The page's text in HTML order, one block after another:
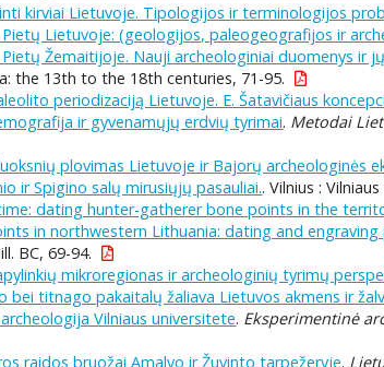
kirviai Lietuvoje. Tipologijos ir terminologijos
Pietų Lietuvoje: (geologijos, paleogeografijos ir
Pietų Žemaitijoje. Nauji archeologiniai duomenys ir
the 13th to the 18th centuries, 71-95.
periodizaciją Lietuvoje. E. Šatavičiaus
ir gyvenamųjų erdvių tyrimai. Metodai
plovimas Lietuvoje ir Bajorų archeologinės
ir Spigino salų mirusiųjų pasauliai.. Vilnius :
dating hunter-gatherer bone points in the
in northwestern Lithuania: dating and engraving
BC, 69-94.
mikroregionas ir archeologinių tyrimų
bei titnago pakaitalų žaliava Lietuvos akmens ir
Vilniaus universitete. Eksperimentinė
raidos bruožai Amalvo ir Žuvinto tarpežeryje.